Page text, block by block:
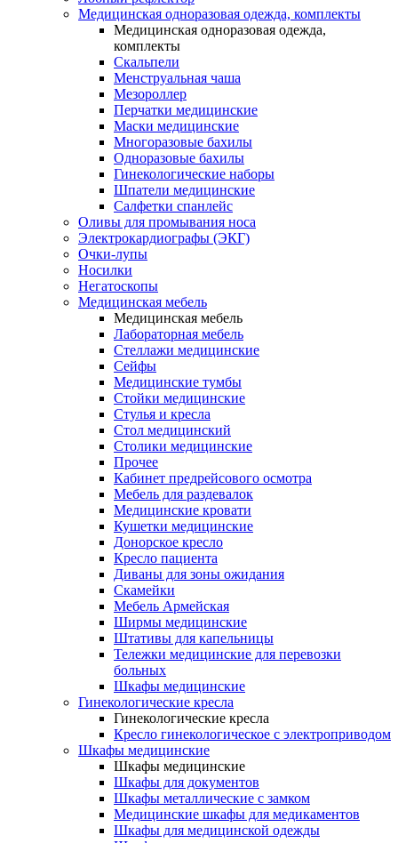
Медицинская одноразовая одежда, комплекты
Медицинская одноразовая одежда,
комплекты
Скальпели
Менструальная чаша
Мезороллер
Перчатки медицинские
Маски медицинские
Многоразовые бахилы
Одноразовые бахилы
Гинекологические наборы
Шпатели медицинские
Салфетки спанлейс
Оливы для промывания носа
Электрокардиографы (ЭКГ)
Очки-лупы
Носилки
Негатоскопы
Медицинская мебель
Медицинская мебель
Лабораторная мебель
Стеллажи медицинские
Сейфы
Медицинские тумбы
Стойки медицинские
Cтулья и кресла
Стол медицинский
Столики медицинские
Прочее
Кабинет предрейсового осмотра
Мебель для раздевалок
Медицинские кровати
Кушетки медицинские
Донорское кресло
Кресло пациента
Диваны для зоны ожидания
Скамейки
Мебель Армейская
Ширмы медицинские
Штативы для капельницы
Тележки медицинские для перевозки
больных
Шкафы медицинские
Гинекологические кресла
Гинекологические кресла
Кресло гинекологическое с электроприводом
Шкафы медицинские
Шкафы медицинские
Шкафы для документов
Шкафы металлические с замком
Медицинские шкафы для медикаментов
Шкафы для медицинской одежды